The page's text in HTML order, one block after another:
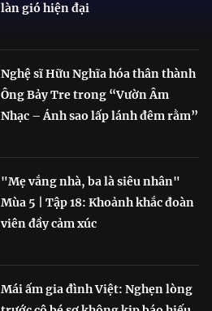
làn gió hiện đại
Nghệ sĩ Hữu Nghĩa hóa thân thành
Ông Bảy Tre trong “Vườn Âm
Nhạc – Ánh sao lấp lánh đêm rằm”
"Mẹ vắng nhà, ba là siêu nhân"
Mùa 5 | Tập 18: Khoảnh khắc đoàn
viên đầy cảm xúc
Mái ấm gia đình Việt: Nghẹn lòng